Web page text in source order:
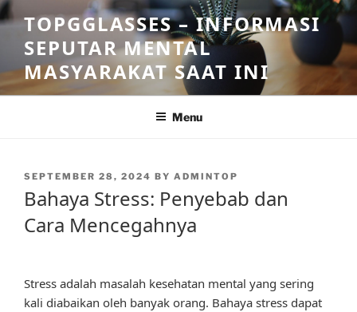
Skip
to
content
TOPGGLASSES – INFORMASI
SEPUTAR MENTAL
MASYARAKAT SAAT INI
Menu
POSTED
SEPTEMBER 28, 2024 BY ADMINTOP
Bahaya Stress: Penyebab dan
Cara Mencegahnya
Stress adalah masalah kesehatan mental yang sering
kali diabaikan oleh banyak orang. Bahaya stress dapat